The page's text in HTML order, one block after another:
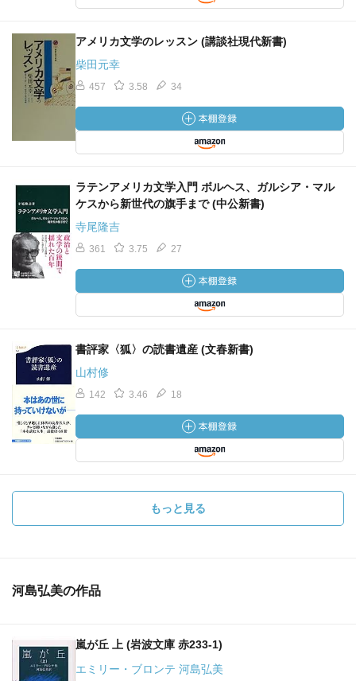
アメリカ文学のレッスン (講談社現代新書)
柴田元幸
457 3.58 34
ラテンアメリカ文学入門 ボルヘス、ガルシア・マル
ケスから新世代の旗手まで (中公新書)
寺尾隆吉
361 3.75 27
書評家〈狐〉の読書遺産 (文春新書)
山村修
142 3.46 18
もっと見る
河島弘美の作品
嵐が丘 上 (岩波文庫 赤233-1)
エミリー・ブロンテ 河島弘美